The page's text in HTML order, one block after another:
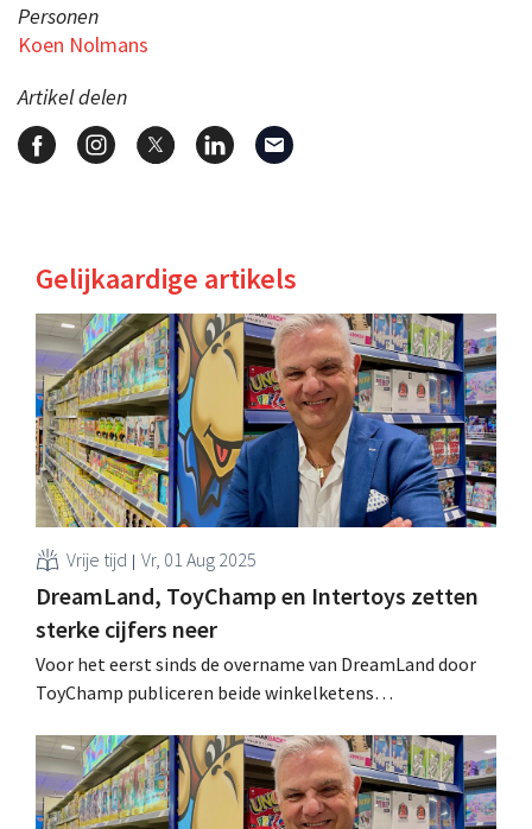
Personen
Koen Nolmans
Artikel delen
Gelijkaardige artikels
Vrije tijd Vr, 01 Aug 2025
DreamLand, ToyChamp en Intertoys zetten
sterke cijfers neer
Voor het eerst sinds de overname van DreamLand door
ToyChamp publiceren beide winkelketens
had beloofd, schrijft de retailer zwarte cijfers. Ook
Intertoys presteert sterk. .